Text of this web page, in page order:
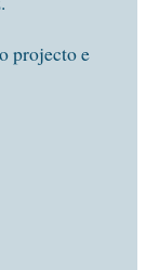
projecto e